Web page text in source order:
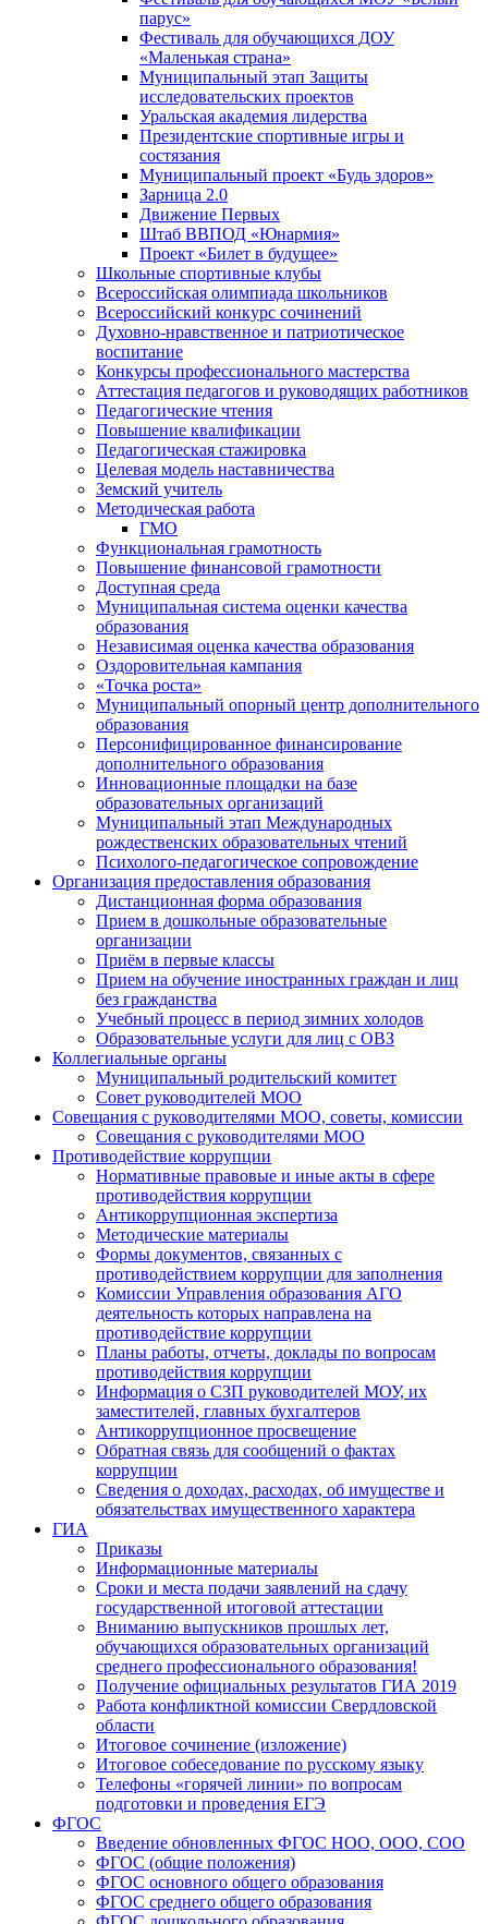
парус»
Фестиваль для обучающихся ДОУ
«Маленькая страна»
Муниципальный этап Защиты
исследовательских проектов
Уральская академия лидерства
Президентские спортивные игры и
состязания
Муниципальный проект «Будь здоров»
Зарница 2.0
Движение Первых
Штаб ВВПОД «Юнармия»
Проект «Билет в будущее»
Школьные спортивные клубы
Всероссийская олимпиада школьников
Всероссийский конкурс сочинений
Духовно-нравственное и патриотическое
воспитание
Конкурсы профессионального мастерства
Аттестация педагогов и руководящих работников
Педагогические чтения
Повышение квалификации
Педагогическая стажировка
Целевая модель наставничества
Земский учитель
Методическая работа
ГМО
Функциональная грамотность
Повышение финансовой грамотности
Доступная среда
Муниципальная система оценки качества
образования
Независимая оценка качества образования
Оздоровительная кампания
«Точка роста»
Муниципальный опорный центр дополнительного
образования
Персонифицированное финансирование
дополнительного образования
Инновационные площадки на базе
образовательных организаций
Муниципальный этап Международных
рождественских образовательных чтений
Психолого-педагогическое сопровождение
Организация предоставления образования
Дистанционная форма образования
Прием в дошкольные образовательные
организации
Приём в первые классы
Прием на обучение иностранных граждан и лиц
без гражданства
Учебный процесс в период зимних холодов
Образовательные услуги для лиц с ОВЗ
Коллегиальные органы
Муниципальный родительский комитет
Совет руководителей МОО
Совещания с руководителями МОО, советы, комиссии
Совещания с руководителями МОО
Противодействие коррупции
Нормативные правовые и иные акты в сфере
противодействия коррупции
Антикоррупционная экспертиза
Методические материалы
Формы документов, связанных с
противодействием коррупции для заполнения
Комиссии Управления образования АГО
деятельность которых направлена на
противодействие коррупции
Планы работы, отчеты, доклады по вопросам
противодействия коррупции
Информация о СЗП руководителей МОУ, их
заместителей, главных бухгалтеров
Антикоррупционное просвещение
Обратная связь для сообщений о фактах
коррупции
Сведения о доходах, расходах, об имуществе и
обязательствах имущественного характера
ГИА
Приказы
Информационные материалы
Сроки и места подачи заявлений на сдачу
государственной итоговой аттестации
Вниманию выпускников прошлых лет,
обучающихся образовательных организаций
среднего профессионального образования!
Получение официальных результатов ГИА 2019
Работа конфликтной комиссии Свердловской
области
Итоговое сочинение (изложение)
Итоговое собеседование по русскому языку
Телефоны «горячей линии» по вопросам
подготовки и проведения ЕГЭ
ФГОС
Введение обновленных ФГОС НОО, ООО, СОО
ФГОС (общие положения)
ФГОС основного общего образования
ФГОС среднего общего образования